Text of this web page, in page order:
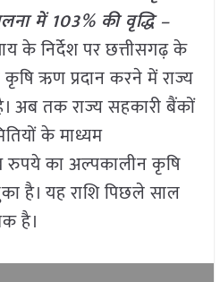
में 103% की वृद्धि –
के निर्देश पर छत्तीसगढ़ के
ऋण प्रदान करने में राज्य
अब तक राज्य सहकारी बैंकों
के माध्यम
का अल्पकालीन कृषि
है। यह राशि पिछले साल
है।